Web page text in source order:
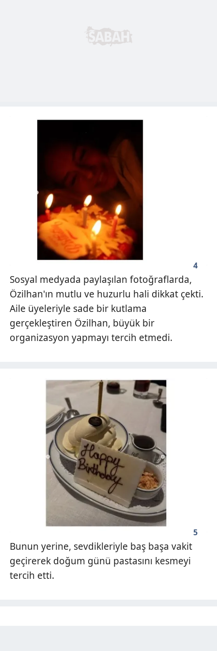
4
Sosyal medyada paylaşılan fotoğraflarda,
Özilhan'ın mutlu ve huzurlu hali dikkat çekti.
Aile üyeleriyle sade bir kutlama
gerçekleştiren Özilhan, büyük bir
organizasyon yapmayı tercih etmedi.
5
Bunun yerine, sevdikleriyle baş başa vakit
geçirerek doğum günü pastasını kesmeyi
tercih etti.